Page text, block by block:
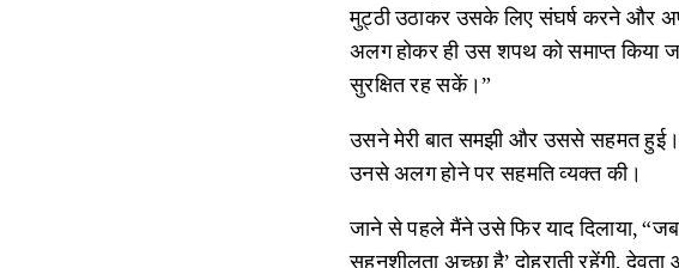
मुट्ठी उठाकर उसके लिए संघर्ष करने और
अलग होकर ही उस शपथ को समाप्त किया
सुरक्षित रह सकें।”
उसने मेरी बात समझी और उससे सहमत
उनसे अलग होने पर सहमति व्यक्त की।
जाने से पहले मैंने उसे फिर याद दिलाया,
सहनशीलता अच्छा है’ दोहराती रहेंगी,